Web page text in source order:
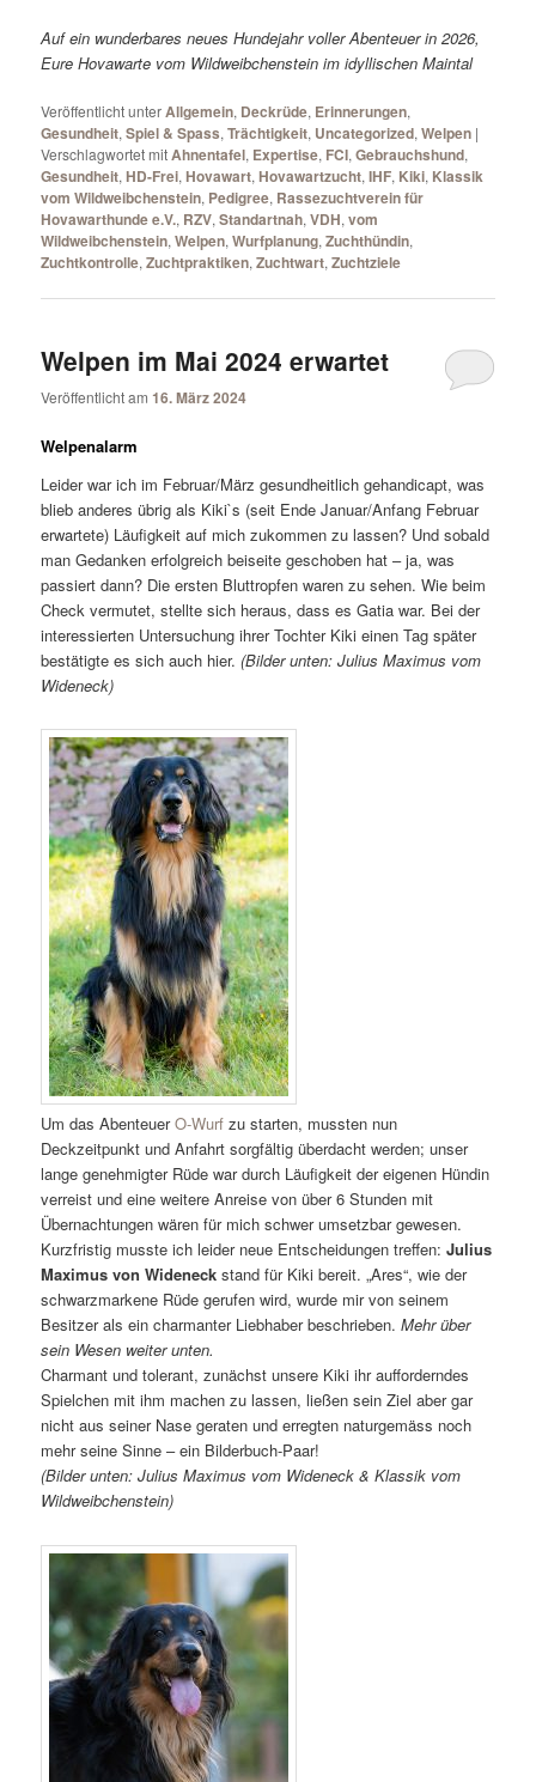
Auf ein wunderbares neues Hundejahr voller Abenteuer in 2026,
Eure Hovawarte vom Wildweibchenstein im idyllischen Maintal
Veröffentlicht unterAllgemein, Deckrüde, Erinnerungen,
Gesundheit,Spiel & Spass,Trächtigkeit, Uncategorized,Welpen |
Verschlagwortet mitAhnentafel, Expertise, FCI,Gebrauchshund,
Gesundheit,HD-Frei,Hovawart,Hovawartzucht,IHF, Kiki, Klassik
vom Wildweibchenstein, Pedigree, Rassezuchtverein für
Hovawarthunde e.V., RZV,Standartnah,VDH,vom
Wildweibchenstein,Welpen,Wurfplanung,Zuchthündin,
Zuchtkontrolle,Zuchtpraktiken,Zuchtwart,Zuchtziele
Welpen im Mai 2024 erwartet
Veröffentlicht am16. März 2024
Welpenalarm
Leider war ich im Februar/März gesundheitlich gehandicapt, was
blieb anderes übrig als Kiki`s (seit Ende Januar/Anfang Februar
erwartete) Läufigkeit auf mich zukommen zu lassen? Und sobald
man Gedanken erfolgreich beiseite geschoben hat – ja, was
passiert dann? Die ersten Bluttropfen waren zu sehen. Wie beim
Check vermutet, stellte sich heraus, dass es Gatia war. Bei der
interessierten Untersuchung ihrer Tochter Kiki einen Tag später
bestätigte es sich auch hier.(Bilder unten: Julius Maximus vom
Wideneck)
Um das AbenteuerO-Wurf zu starten, mussten nun
Deckzeitpunkt und Anfahrt sorgfältig überdacht werden; unser
lange genehmigter Rüde war durch Läufigkeit der eigenen Hündin
verreist und eine weitere Anreise von über 6 Stunden mit
Übernachtungen wären für mich schwer umsetzbar gewesen.
Kurzfristig musste ich leider neue Entscheidungen treffen:Julius
Maximus von Wideneck stand für Kiki bereit. „Ares“, wie der
schwarzmarkene Rüde gerufen wird, wurde mir von seinem
Besitzer als ein charmanter Liebhaber beschrieben.Mehr über
sein Wesen weiter unten.
Charmant und tolerant, zunächst unsere Kiki ihr aufforderndes
Spielchen mit ihm machen zu lassen, ließen sein Ziel aber gar
nicht aus seiner Nase geraten und erregten naturgemäss noch
mehr seine Sinne – ein Bilderbuch-Paar!
(Bilder unten: Julius Maximus vom Wideneck & Klassik vom
Wildweibchenstein)